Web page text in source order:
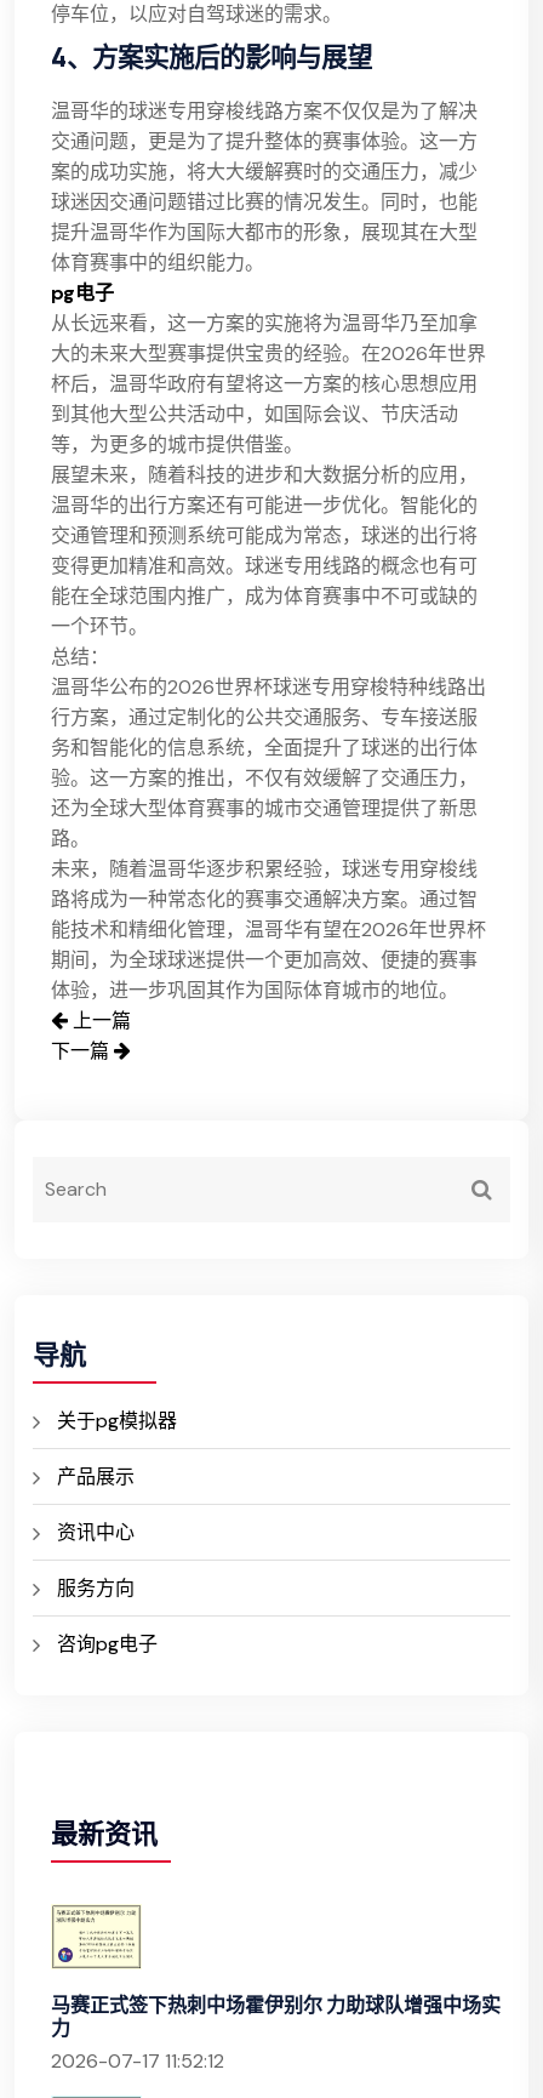
停车位，以应对自驾球迷的需求。
4、方案实施后的影响与展望
温哥华的球迷专用穿梭线路方案不仅仅是为了解决
交通问题，更是为了提升整体的赛事体验。这一方
案的成功实施，将大大缓解赛时的交通压力，减少
球迷因交通问题错过比赛的情况发生。同时，也能
提升温哥华作为国际大都市的形象，展现其在大型
体育赛事中的组织能力。
pg电子
从长远来看，这一方案的实施将为温哥华乃至加拿
大的未来大型赛事提供宝贵的经验。在2026年世界
杯后，温哥华政府有望将这一方案的核心思想应用
到其他大型公共活动中，如国际会议、节庆活动
等，为更多的城市提供借鉴。
展望未来，随着科技的进步和大数据分析的应用，
温哥华的出行方案还有可能进一步优化。智能化的
交通管理和预测系统可能成为常态，球迷的出行将
变得更加精准和高效。球迷专用线路的概念也有可
能在全球范围内推广，成为体育赛事中不可或缺的
一个环节。
总结：
温哥华公布的2026世界杯球迷专用穿梭特种线路出
行方案，通过定制化的公共交通服务、专车接送服
务和智能化的信息系统，全面提升了球迷的出行体
验。这一方案的推出，不仅有效缓解了交通压力，
还为全球大型体育赛事的城市交通管理提供了新思
路。
未来，随着温哥华逐步积累经验，球迷专用穿梭线
路将成为一种常态化的赛事交通解决方案。通过智
能技术和精细化管理，温哥华有望在2026年世界杯
期间，为全球球迷提供一个更加高效、便捷的赛事
体验，进一步巩固其作为国际体育城市的地位。
上一篇
下一篇
导航
关于pg模拟器
产品展示
资讯中心
服务方向
咨询pg电子
最新资讯
马赛正式签下热刺中场霍伊别尔 力助球队增强中场实
力
2026-07-17 11:52:12